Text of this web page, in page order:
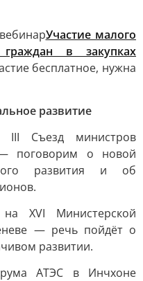
Участие малого
в закупках
бесплатное, нужна
развитие
III Съезд министров
поговорим о новой
развития и об
XVI Министерской
— речь пойдёт о
развитии.
АТЭС в Инчхоне